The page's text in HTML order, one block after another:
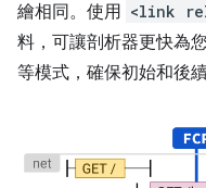
繪相同。使用 <link
料，可讓剖析器更快為
等模式，確保初始和後